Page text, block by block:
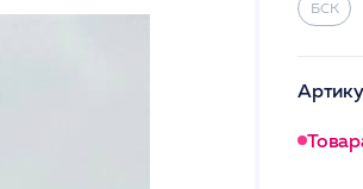
БСК